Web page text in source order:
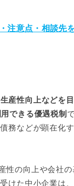
注意点・相談先
産性向上などを
できる優遇税制
務などが顕在化
性の向上や会社
けた中小企業は